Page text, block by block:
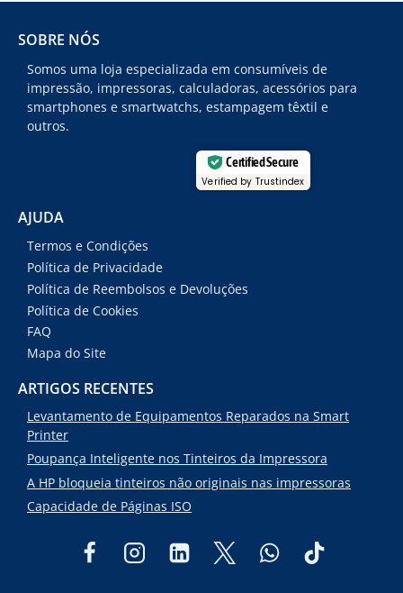
SOBRE NÓS
Somos uma loja especializada em consumíveis de
impressão, impressoras, calculadoras, acessórios para
smartphones e smartwatchs, estampagem têxtil e
outros.
Certified Secure
Verified by Trustindex
AJUDA
Termos e Condições
Política de Privacidade
Política de Reembolsos e Devoluções
Política de Cookies
FAQ
Mapa do Site
ARTIGOS RECENTES
Levantamento de Equipamentos Reparados na Smart
Printer
Poupança Inteligente nos Tinteiros da Impressora
A HP bloqueia tinteiros não originais nas impressoras
Capacidade de Páginas ISO